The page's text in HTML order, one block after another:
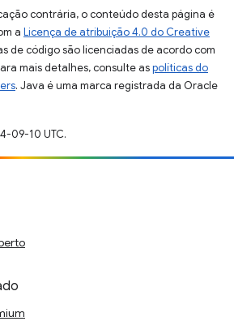
contrária, o conteúdo desta página é
a Licença de atribuição 4.0 do Creative
de código são licenciadas de acordo com
mais detalhes, consulte aspolíticas do
. Java é uma marca registrada da Oracle
09-10 UTC.